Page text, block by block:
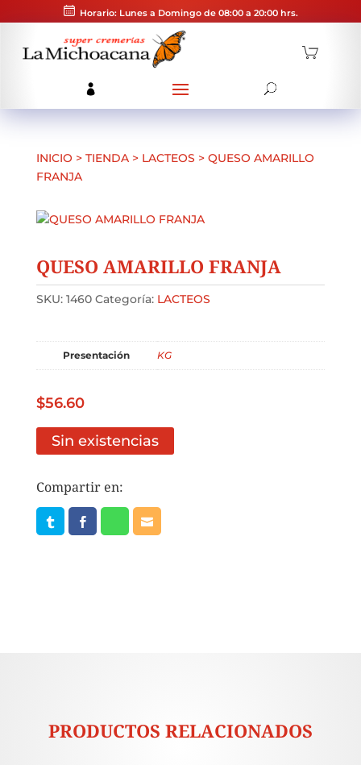
Horario: Lunes a Domingo de 08:00 a 20:00 hrs.
INICIO > TIENDA> LACTEOS > QUESO AMARILLO
FRANJA
QUESO AMARILLO FRANJA
SKU: 1460 Categoría: LACTEOS
Presentación KG
$56.60
Sin existencias
Compartir en:
PRODUCTOS RELACIONADOS